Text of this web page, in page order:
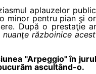
aplauzelor
minor pentru pian şi
După o prestaţie
războinice
"Arpeggio" în
ascultând-o.